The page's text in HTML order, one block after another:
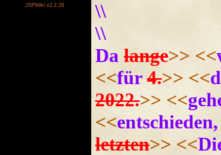
JSPWiki v2.2.28
\\
\\
Da lange>> <<
<<für 4.>> <<
2022.>> <<
<<entschieden,
letzten>> <<